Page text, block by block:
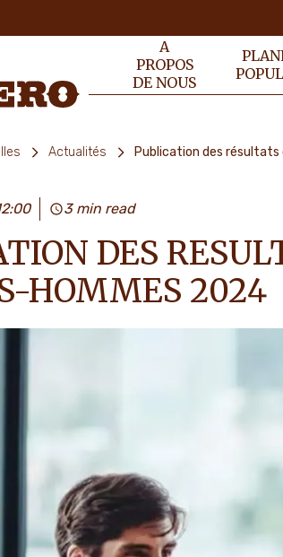
A
PROPOS
DE NOUS
Actualités Publication des résultats
3 min read
DES
HOMMES 2024